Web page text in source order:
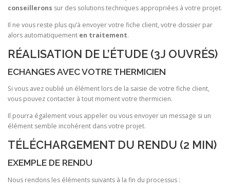
conseillerons sur des solutions techniques appropriées à votre projet.
Il ne vous reste plus qu’à envoyer votre fiche client, votre dossier par
alors automatiquement en traitement.
RÉALISATION DE L’ÉTUDE (3J OUVRÉS)
ECHANGES AVEC VOTRE THERMICIEN
Si vous avez oublié un élément lors de la saisie de votre fiche client,
vous pouvez contacter à tout moment votre thermicien.
Il pourra également vous appeler ou vous envoyer un message si un
élément semble incohérent dans votre projet.
TÉLÉCHARGEMENT DU RENDU (2 MIN)
EXEMPLE DE RENDU
Nous rendons les éléments suivants à la fin du processus :